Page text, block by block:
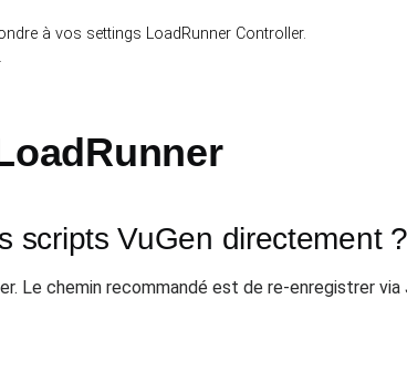
à vos settings LoadRunner Controller.
scripts VuGen directement ?
Le chemin recommandé est de re-enregistrer